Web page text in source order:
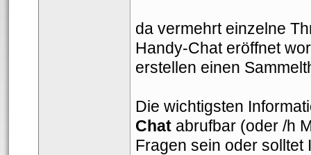
da vermehrt einzelne
Handy-Chat eröffnet
erstellen einen
Die wichtigsten
Chat abrufbar (oder /h
Fragen sein oder solltet